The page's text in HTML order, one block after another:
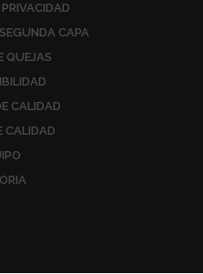
CAPA
QUEJAS
CALIDAD
CALIDAD